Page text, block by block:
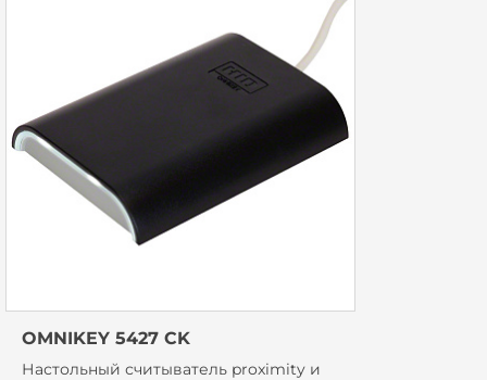
OMNIKEY 5427 CK
Настольный считыватель proximity и